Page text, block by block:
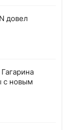
довел
с новым